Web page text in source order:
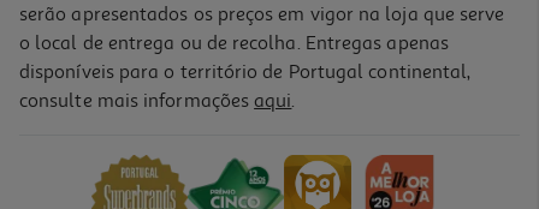
Teclado Gaming Razer Ornata V3 Rgb
69,99 €
serão apresentados os preços em vigor na loja que serve
o local de entrega ou de recolha. Entregas apenas
disponíveis para o território de Portugal continental,
consulte mais informações aqui.